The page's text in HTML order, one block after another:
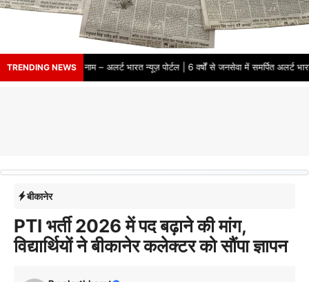
TRENDING NEWS
से भरोसे का नाम – अलर्ट भारत न्यूज़ पोर्टल | 6 वर्षों से जनसेवा में समर्पित अलर्ट भारत
बीकानेर
PTI भर्ती 2026 में पद बढ़ाने की मांग,
विद्यार्थियों ने बीकानेर कलेक्टर को सौंपा ज्ञापन